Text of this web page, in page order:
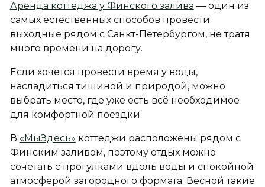
Аренда коттеджа у Финского залива — один из
самых естественных способов провести
выходные рядом с Санкт-Петербургом, не тратя
много времени на дорогу.
Если хочется провести время у воды,
насладиться тишиной и природой, можно
выбрать место, где уже есть всё необходимое
для комфортной поездки.
В «МыЗдесь» коттеджи расположены рядом с
Финским заливом, поэтому отдых можно
сочетать с прогулками вдоль воды и спокойной
атмосферой загородного формата. Весной такие